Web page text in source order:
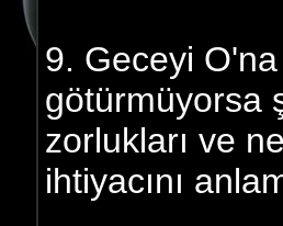
9. Geceyi O'na
götürmüyorsa
zorlukları ve
ihtiyacını